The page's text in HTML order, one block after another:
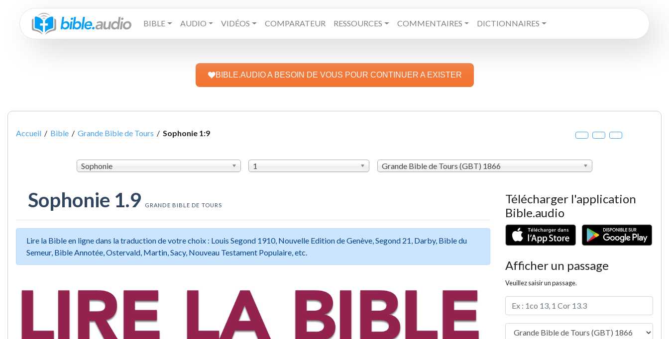
BIBLE AUDIO VIDÉOS COMPARATEUR RESSOURCES COMMENTAIRES DICTIONNAIRES
BIBLE.AUDIO A BESOIN DE VOUS POUR CONTINUER A EXISTER
Accueil / Bible / Grande Bible de Tours / Sophonie 1:9
Sophonie 1 Grande Bible de Tours (GBT) 1866
Sophonie 1.9 GRANDE BIBLE DE TOURS
Lire la Bible en ligne dans la traduction de votre choix : Louis Segond 1910, Nouvelle Edition de Genève, Segond 21, Darby, Bible du
Semeur, Bible Annotée, Ostervald, Martin, Sacy, Nouveau Testament Populaire, etc.
Télécharger l'application
Bible.audio
Afficher un passage
Veuillez saisir un passage.